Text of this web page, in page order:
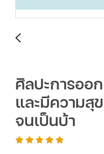
ศิลปะการออ
และมีความสุ
จนเป็นบ้า